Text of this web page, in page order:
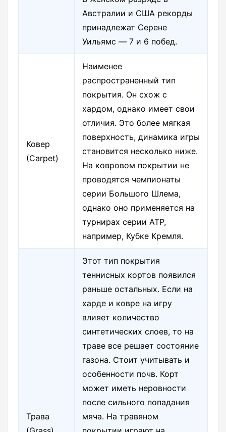
Австралии и США рекорды
принадлежат Серене
Уильямс — 7 и 6 побед.
Ковер
(Carpet)
Наименее
распространенный тип
покрытия. Он схож с
хардом, однако имеет свои
отличия. Это более мягкая
поверхность, динамика игры
становится несколько ниже.
На ковровом покрытии не
проводятся чемпионаты
серии Большого Шлема,
однако оно применяется на
турнирах серии ATP,
например, Кубке Кремля.
Трава
Этот тип покрытия
теннисных кортов появился
раньше остальных. Если на
харде и ковре на игру
влияет количество
синтетических слоев, то на
траве все решает состояние
газона. Стоит учитывать и
особенности почв. Корт
может иметь неровности
после сильного попадания
мяча. На травяном